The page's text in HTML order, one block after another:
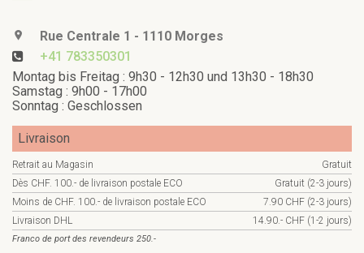
Rue Centrale 1 - 1110 Morges
+41 783350301
Montag bis Freitag : 9h30 - 12h30 und 13h30 - 18h30
Samstag : 9h00 - 17h00
Sonntag : Geschlossen
Livraison
Retrait au Magasin
Gratuit
Dès CHF. 100.- de livraison postale ECO
Gratuit (2-3 jours)
Moins de CHF. 100.- de livraison postale ECO
7.90 CHF (2-3 jours)
Livraison DHL
14.90.- CHF (1-2 jours)
Franco de port des revendeurs 250.-